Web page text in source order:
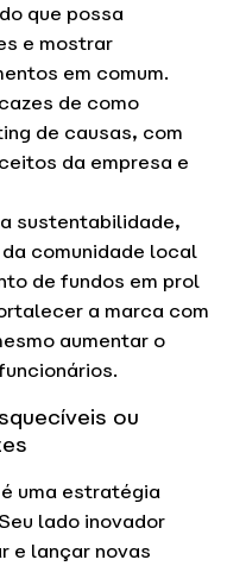
que possa
e mostrar
em comum.
de como
de causas, com
da empresa e
sustentabilidade,
comunidade local
de fundos em prol
a marca com
aumentar o
ou
uma estratégia
lado inovador
e lançar novas